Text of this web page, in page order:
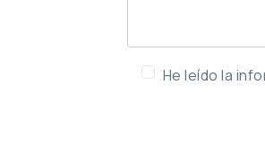
He leído la